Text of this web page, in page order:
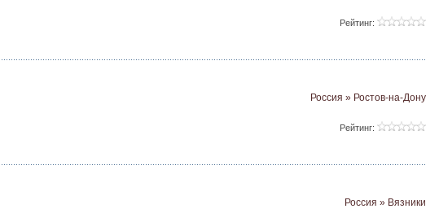
Рейтинг:
Россия » Ростов-на-Дону
Рейтинг:
Россия » Вязники